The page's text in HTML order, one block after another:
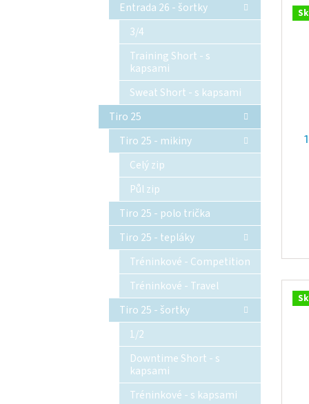
Entrada 26 - šortky
3/4
Training Short - s
kapsami
Sweat Short - s kapsami
Tiro 25
Tiro 25 - mikiny
Celý zip
Půl zip
Tiro 25 - polo trička
Tiro 25 - tepláky
Tréninkové - Competition
Tréninkové - Travel
Tiro 25 - šortky
1/2
Downtime Short - s
kapsami
Tréninkové - s kapsami